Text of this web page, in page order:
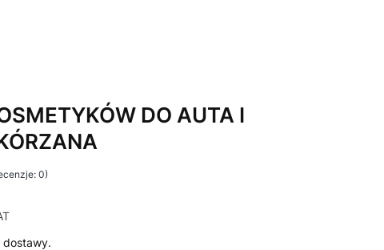
DO AUTA I
0)
dostawy.